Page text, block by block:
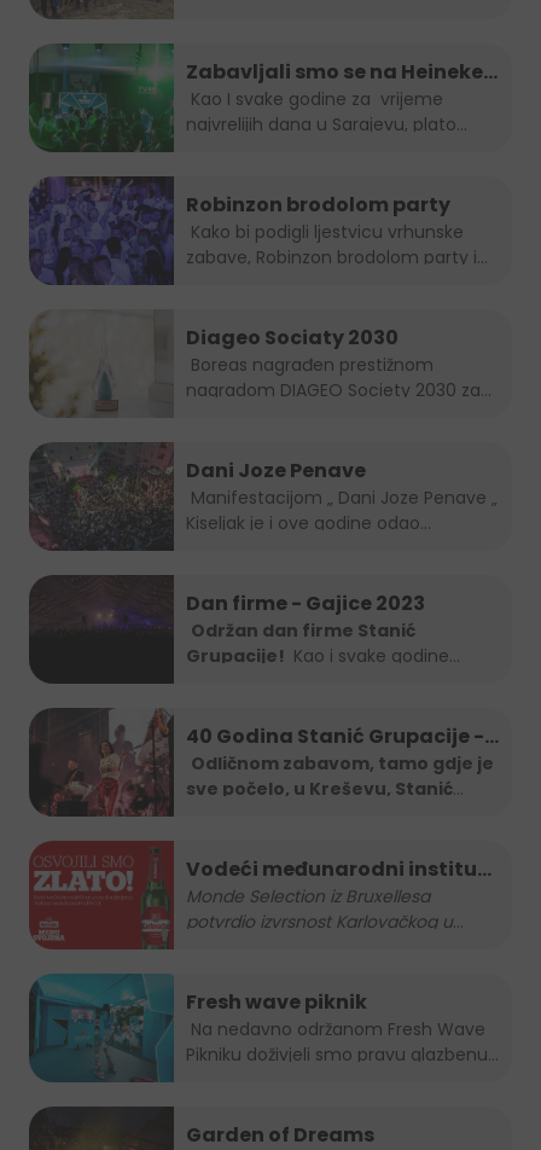
Zabavljali smo se na Heineken
Summer lounge-u
najvrelijih dana u Sarajevu, plato...
Robinzon brodolom party
zabave, Robinzon brodolom party i
Diageo Sociaty 2030
nagradom DIAGEO Society 2030 za...
Dani Joze Penave
Kiseljak je i ove godine odao...
Dan firme - Gajice 2023
Održan dan firme Stanić
Grupacije!
40 Godina Stanić Grupacije -
koncert Severine
Odličnom zabavom, tamo gdje je
sve počelo, u Kreševu, Stanić
Vodeći međunarodni institut
za kvalitetu nagradio
Karlovačko zlatnom
Monde Selection iz Bruxellesa
potvrdio izvrsnost Karlovačkog u...
Fresh wave piknik
Pikniku doživjeli smo pravu glazbenu...
Garden of Dreams